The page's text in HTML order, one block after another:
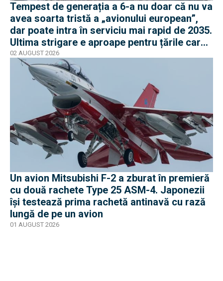
Tempest de generația a 6-a nu doar că nu va
avea soarta tristă a „avionului european”,
dar poate intra în serviciu mai rapid de 2035.
Ultima strigare e aproape pentru țările care
vor în program
02 AUGUST 2026
Un avion Mitsubishi F-2 a zburat în premieră
cu două rachete Type 25 ASM-4. Japonezii
își testează prima rachetă antinavă cu rază
lungă de pe un avion
01 AUGUST 2026